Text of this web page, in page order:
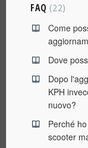
FAQ 22
Come
Dove
Dopo
KPH
nuovo?
Perché
scooter